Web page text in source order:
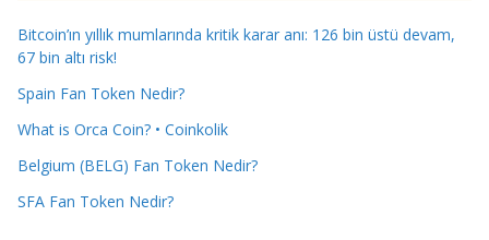
Bitcoin’ın yıllık mumlarında kritik karar anı: 126 bin üstü devam,
67 bin altı risk!
Spain Fan Token Nedir?
What is Orca Coin? • Coinkolik
Belgium (BELG) Fan Token Nedir?
SFA Fan Token Nedir?